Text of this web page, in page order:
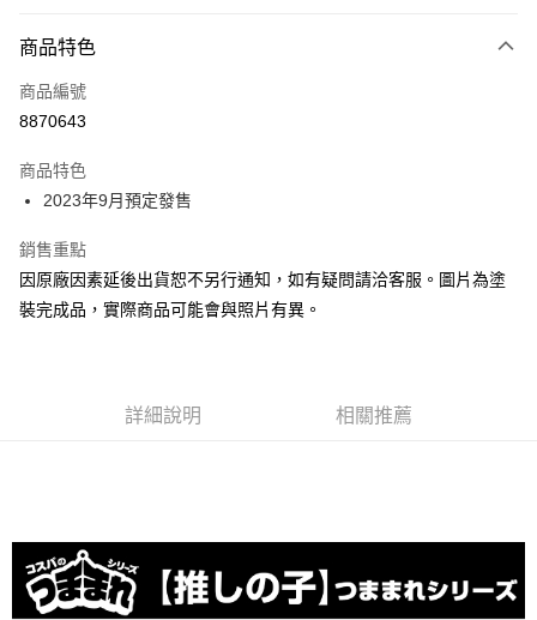
信用卡一次付款
超商取貨付款
Google Pay
全盈+PAY
大哥付你分期
相關說明
流程，驗證手機門號後，選擇欲分期的期數、繳款截止日，確認付款後即完
1.分期款項不併入電信帳單，「大哥付你分期」於每月結算日後寄送繳費提
醒簡訊。
2.透過簡訊連結打開帳單後，可選擇「超商條碼／台灣大直營門市／銀行轉
每筆NT$90，滿NT$3,000(含以上)免運費
預購-7-11取貨付款(舊)
商品特色
商品編號
8870643
商品特色
2023年9月預定發售
銷售重點
因原廠因素延後出貨恕不另行通知，如有疑問請洽客服。圖片為塗
裝完成品，實際商品可能會與照片有異。
詳細說明 相關推薦